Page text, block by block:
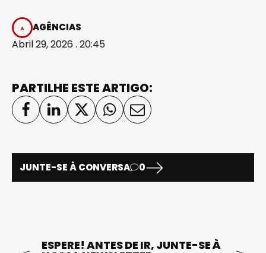
AGÊNCIAS
Abril 29, 2026 . 20:45
PARTILHE ESTE ARTIGO:
JUNTE-SE À CONVERSA 0
ESPERE! ANTES DE IR, JUNTE-SE À